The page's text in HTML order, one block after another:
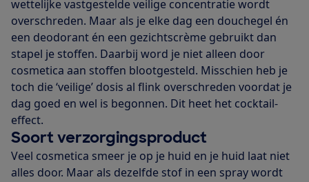
wettelijke vastgestelde veilige concentratie wordt
overschreden. Maar als je elke dag een douchegel én
een deodorant én een gezichtscrème gebruikt dan
stapel je stoffen. Daarbij word je niet alleen door
cosmetica aan stoffen blootgesteld. Misschien heb je
toch die ‘veilige’ dosis al flink overschreden voordat je
dag goed en wel is begonnen. Dit heet het cocktail-
effect.
Soort verzorgingsproduct
Veel cosmetica smeer je op je huid en je huid laat niet
alles door. Maar als dezelfde stof in een spray wordt